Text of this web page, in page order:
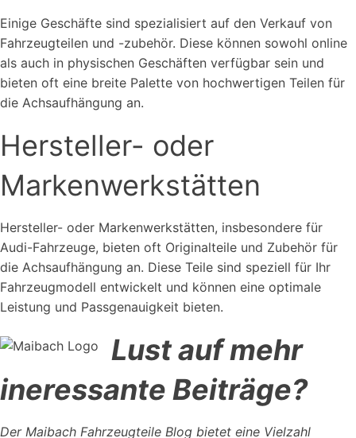
Einige Geschäfte sind spezialisiert auf den Verkauf von
Fahrzeugteilen und -zubehör. Diese können sowohl online
als auch in physischen Geschäften verfügbar sein und
bieten oft eine breite Palette von hochwertigen Teilen für
die Achsaufhängung an.
Hersteller- oder
Markenwerkstätten
Hersteller- oder Markenwerkstätten, insbesondere für
Audi-Fahrzeuge, bieten oft Originalteile und Zubehör für
die Achsaufhängung an. Diese Teile sind speziell für Ihr
Fahrzeugmodell entwickelt und können eine optimale
Leistung und Passgenauigkeit bieten.
Lust auf mehr
ineressante Beiträge?
Der Maibach Fahrzeugteile Blog bietet eine Vielzahl